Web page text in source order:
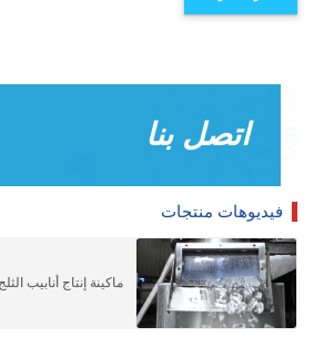
اتصل بنا
فيديوهات منتجات
ماكينة إنتاج أنابيب الثلج